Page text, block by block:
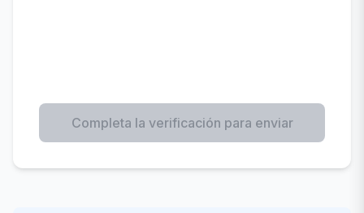
Completa la verificación para enviar